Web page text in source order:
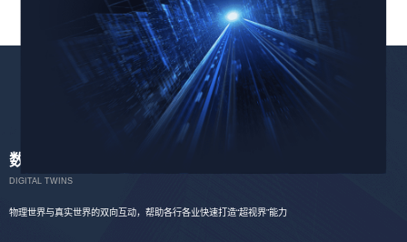
数字孪生
DIGITAL TWINS
物理世界与真实世界的双向互动，帮助各行各业快速打造“超视界”能力